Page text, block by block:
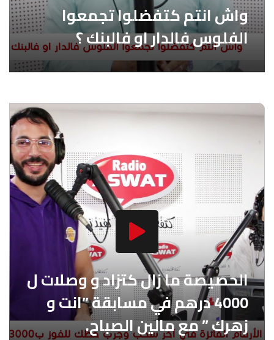
واش انتم كتفضلوا تجمعوا
الفلوس فالدار او فالبنك ؟
الحصيصة ما زال كتزاد و وصلات ل
4000 درهم في مسابقة ”انت و
زهرك ” مع مالين الصباح.